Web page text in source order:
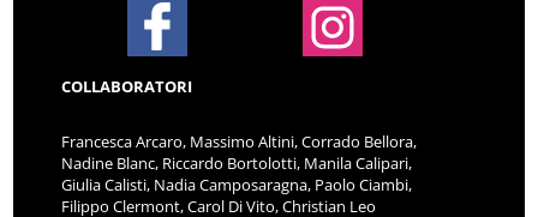
COLLABORATORI
Francesca Arcaro, Massimo Altini, Corrado Bellora,
Nadine Blanc, Riccardo Bortolotti, Manila Calipari,
Giulia Calisti, Nadia Camposaragna, Paolo Ciambi,
Filippo Clermont, Carol Di Vito, Christian Leo